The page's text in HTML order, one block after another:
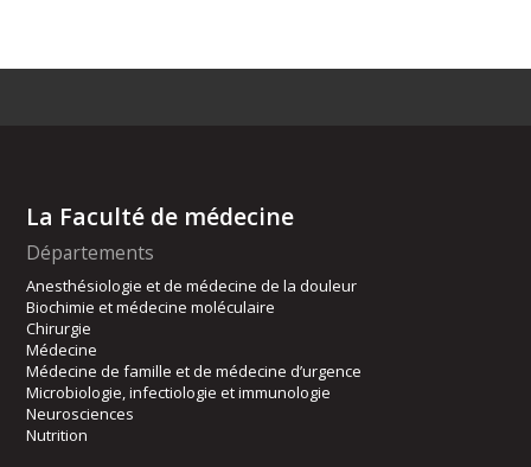
La Faculté de médecine
Départements
Anesthésiologie et de médecine de la douleur
Biochimie et médecine moléculaire
Chirurgie
Médecine
Médecine de famille et de médecine d’urgence
Microbiologie, infectiologie et immunologie
Neurosciences
Nutrition